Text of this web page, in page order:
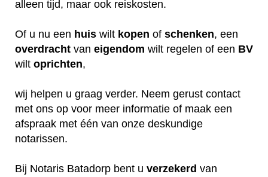
alleen tijd, maar ook reiskosten.
Of u nu een huis wilt kopen of schenken, een
overdracht van eigendom wilt regelen of een BV
wilt oprichten,
wij helpen u graag verder. Neem gerust contact
met ons op voor meer informatie of maak een
afspraak met één van onze deskundige
notarissen.
Bij Notaris Batadorp bent u verzekerd van